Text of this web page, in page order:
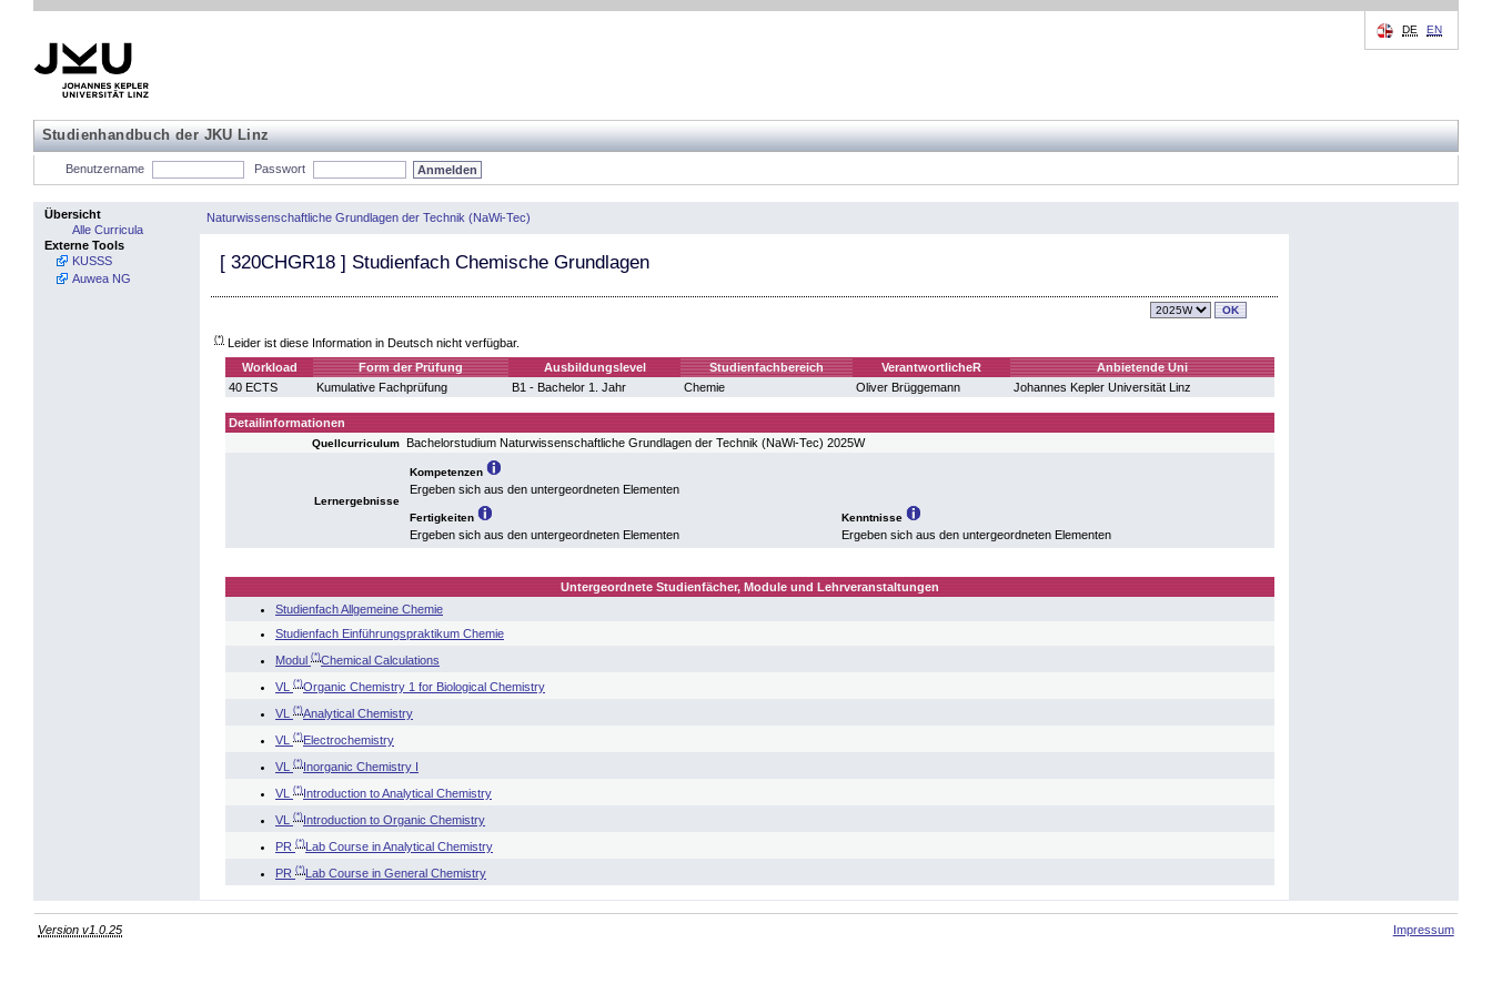
Studienhandbuch der JKU Linz
DE EN
Benutzername Passwort
Übersicht
Alle Curricula
Externe Tools
KUSSS
Auwea NG
Naturwissenschaftliche Grundlagen der Technik (NaWi-Tec)
[ 320CHGR18 ] Studienfach Chemische Grundlagen
(*) Leider ist diese Information in Deutsch nicht verfügbar.
Workload
Form der Prüfung Ausbildungslevel Studienfachbereich VerantwortlicheR
Anbietende Uni
40 ECTS
Kumulative Fachprüfung B1 - Bachelor 1. Jahr Chemie Oliver Brüggemann Johannes Kepler Universität Linz
Detailinformationen
Quellcurriculum Bachelorstudium Naturwissenschaftliche Grundlagen der Technik (NaWi-Tec) 2025W
Lernergebnisse
Kompetenzen
Ergeben sich aus den untergeordneten Elementen
Fertigkeiten Kenntnisse
Ergeben sich aus den untergeordneten Elementen Ergeben sich aus den untergeordneten Elementen
Untergeordnete Studienfächer, Module und Lehrveranstaltungen
Studienfach Allgemeine Chemie
Studienfach Einführungspraktikum Chemie
Modul (*)Chemical Calculations
VL
(*)Organic Chemistry 1 for Biological Chemistry
VL
(*)Analytical Chemistry
VL
(*)Electrochemistry
VL
(*)Inorganic Chemistry I
VL
(*)Introduction to Analytical Chemistry
VL
(*)Introduction to Organic Chemistry
PR (*)Lab Course in Analytical Chemistry
PR (*)Lab Course in General Chemistry
Version v1.0.25 Impressum